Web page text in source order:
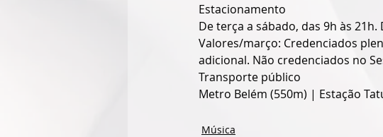
Estacionamento
De terça a sábado, das 9h às
Valores/março: Credenciados
adicional. Não credenciados no
Transporte público
Metro Belém (550m) | Estação
Música